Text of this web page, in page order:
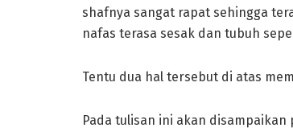
shafnya sangat rapat sehingga
nafas terasa sesak dan tubuh
Tentu dua hal tersebut di atas
Pada tulisan ini akan